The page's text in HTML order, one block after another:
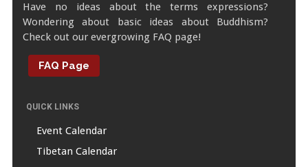
Have no ideas about the terms expressions?
Wondering about basic ideas about Buddhism?
Check out our evergrowing FAQ page!
FAQ Page
QUICK LINKS
Event Calendar
Tibetan Calendar